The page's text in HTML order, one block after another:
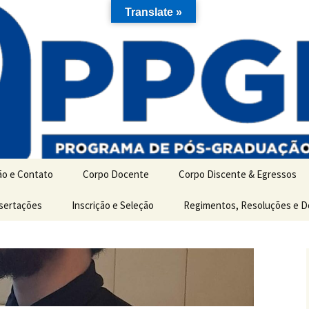
e Contato Corpo Docente Corpo Discente & Egressos
Discentes de Mestrado
Inscrição e Seleção Regimentos, Resoluções e
Translate »